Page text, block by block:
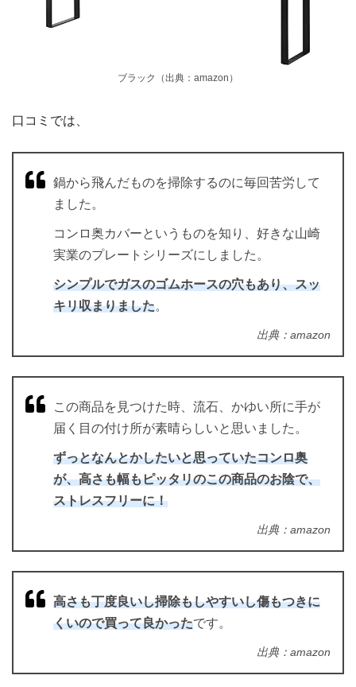
ブラック（出典：amazon）
口コミでは、
鍋から飛んだものを掃除するのに毎回苦労して
ました。
コンロ奥カバーというものを知り、好きな山崎
実業のプレートシリーズにしました。
シンプルでガスのゴムホースの穴もあり、スッ
キリ収まりました。
出典：amazon
この商品を見つけた時、流石、かゆい所に手が
届く目の付け所が素晴らしいと思いました。
ずっとなんとかしたいと思っていたコンロ奥
が、高さも幅もピッタリのこの商品のお陰で、
ストレスフリーに！
出典：amazon
高さも丁度良いし掃除もしやすいし傷もつきに
くいので買って良かったです。
出典：amazon